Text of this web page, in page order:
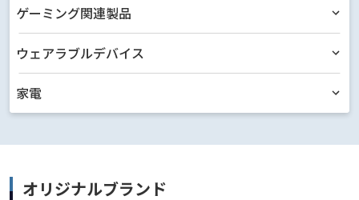
ゲーミング関連製品
ウェアラブルデバイス
家電
オリジナルブランド